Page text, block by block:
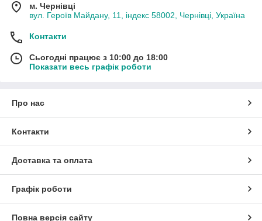
м. Чернівці
вул. Героїв Майдану, 11, індекс 58002, Чернівці, Україна
Контакти
Сьогодні працює з 10:00 до 18:00
Показати весь графік роботи
Про нас
Контакти
Доставка та оплата
Графік роботи
Повна версія сайту